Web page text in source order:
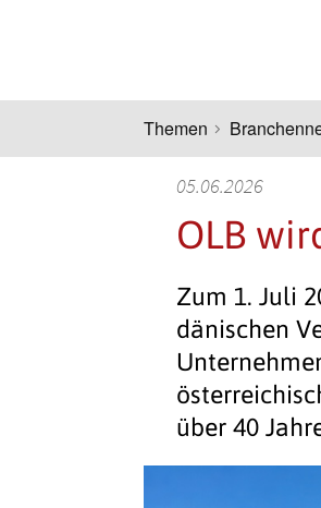
Themen
05.06.2026
OLB
Zum 1. Juli
dänischen
über 40